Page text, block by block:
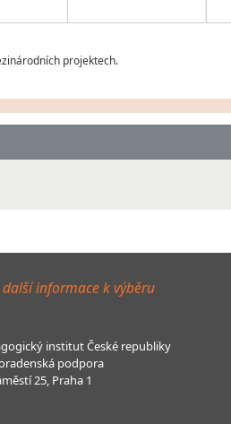
projektech.
informace k výběru
institut České republiky
podpora
25, Praha 1